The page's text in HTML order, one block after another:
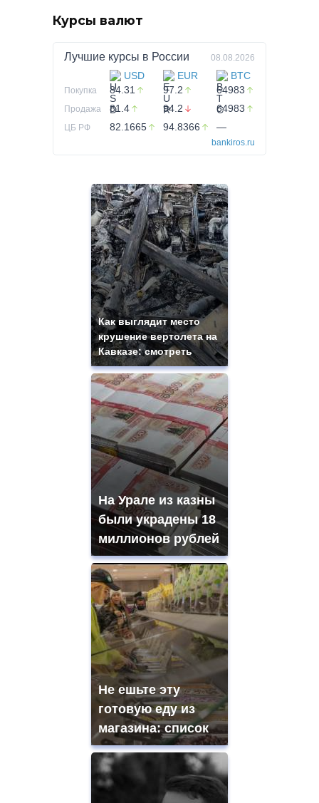
Курсы валют
Лучшие курсы в России 08.08.2026
USD EUR BTC
Покупка 84.31 97.2 64983
Продажа 81.4 94.2 64983
ЦБ РФ 82.1665 94.8366 —
bankiros.ru
Как выглядит место
крушение вертолета на
Кавказе: смотреть
На Урале из казны
были украдены 18
миллионов рублей
Не ешьте эту
готовую еду из
магазина: список